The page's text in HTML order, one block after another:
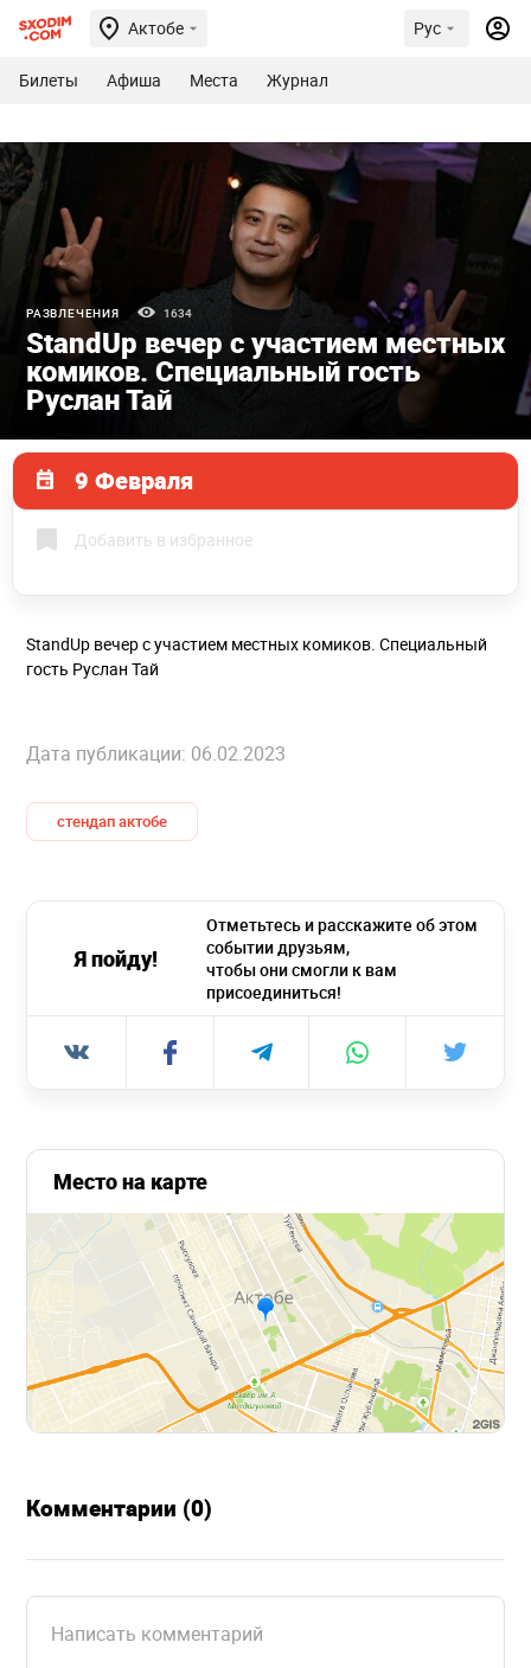
Актобе Рус
Билеты Афиша Места Журнал
РАЗВЛЕЧЕНИЯ 1634
StandUp вечер с участием местных
комиков. Специальный гость
Руслан Тай
9 Февраля
Добавить в избранное
StandUp вечер с участием местных комиков. Специальный
гость Руслан Тай
Дата публикации: 06.02.2023
стендап актобе
Я пойду!
Отметьтесь и расскажите об этом
событии друзьям,
чтобы они смогли к вам
присоединиться!
Место на карте
Комментарии (0)